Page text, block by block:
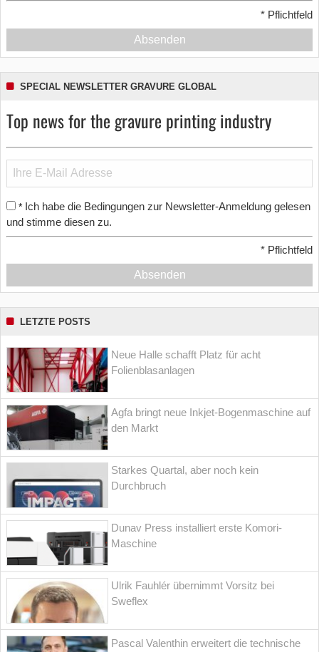
* Pflichtfeld
Absenden
SPECIAL NEWSLETTER GRAVURE GLOBAL
Top news for the gravure printing industry
* Ich habe die Bedingungen zur Newsletter-Anmeldung gelesen
und stimme diesen zu.
* Pflichtfeld
Absenden
LETZTE POSTS
Neue Halle schafft Platz für acht
Folienblasanlagen
Agfa bringt neue Inkjet-Bogenmaschine auf
den Markt
Starkes Quartal, aber noch kein
Durchbruch
Dunav Press installiert erste Komori-
Maschine
Ulrik Fauhlér übernimmt Vorsitz bei
Sweflex
Pascal Valenthin erweitert die technische